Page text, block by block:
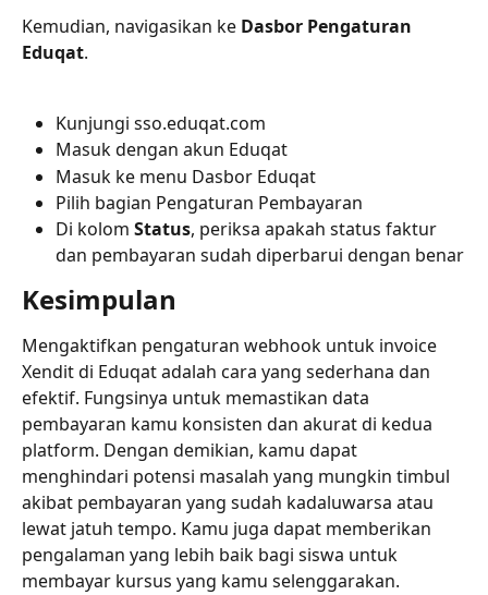
Kemudian, navigasikan ke Dasbor Pengaturan
Eduqat.
Kunjungi sso.eduqat.com
Masuk dengan akun Eduqat
Masuk ke menu Dasbor Eduqat
Pilih bagian Pengaturan Pembayaran
Di kolom Status, periksa apakah status faktur
dan pembayaran sudah diperbarui dengan benar
Kesimpulan
Mengaktifkan pengaturan webhook untuk invoice
Xendit di Eduqat adalah cara yang sederhana dan
efektif. Fungsinya untuk memastikan data
pembayaran kamu konsisten dan akurat di kedua
platform. Dengan demikian, kamu dapat
menghindari potensi masalah yang mungkin timbul
akibat pembayaran yang sudah kadaluwarsa atau
lewat jatuh tempo. Kamu juga dapat memberikan
pengalaman yang lebih baik bagi siswa untuk
membayar kursus yang kamu selenggarakan.